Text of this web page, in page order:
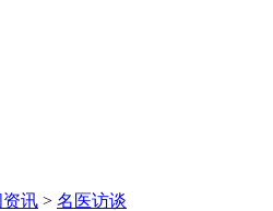
资讯 > 名医访谈